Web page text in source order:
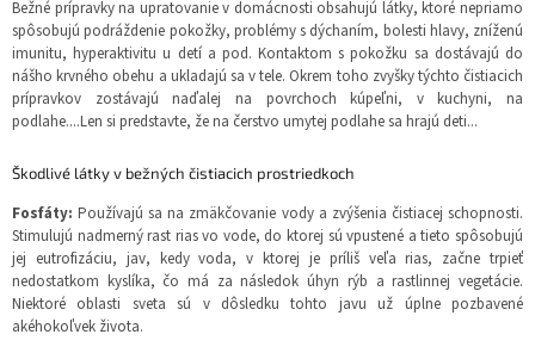
Bežné prípravky na upratovanie v domácnosti obsahujú látky, ktoré nepriamo
spôsobujú podráždenie pokožky, problémy s dýchaním, bolesti hlavy, zníženú
imunitu, hyperaktivitu u detí a pod. Kontaktom s pokožku sa dostávajú do
nášho krvného obehu a ukladajú sa v tele. Okrem toho zvyšky týchto čistiacich
prípravkov zostávajú naďalej na povrchoch kúpeľni, v kuchyni, na
podlahe....Len si predstavte, že na čerstvo umytej podlahe sa hrajú deti...
Škodlivé látky v bežných čistiacich prostriedkoch
Fosfáty: Používajú sa na zmäkčovanie vody a zvýšenia čistiacej schopnosti.
Stimulujú nadmerný rast rias vo vode, do ktorej sú vpustené a tieto spôsobujú
jej eutrofizáciu, jav, kedy voda, v ktorej je príliš veľa rias, začne trpieť
nedostatkom kyslíka, čo má za následok úhyn rýb a rastlinnej vegetácie.
Niektoré oblasti sveta sú v dôsledku tohto javu už úplne pozbavené
akéhokoľvek života.